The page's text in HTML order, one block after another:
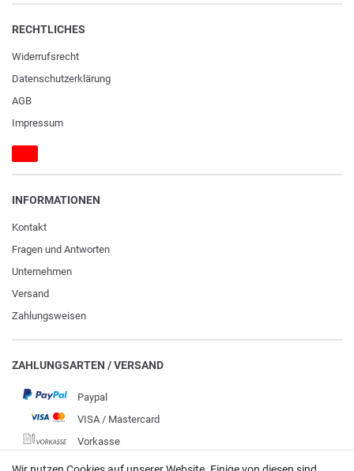
RECHTLICHES
Widerrufs­recht
Daten­schutz­erklärung
AGB
Impressum
INFORMATIONEN
Kontakt
Fragen und Antworten
Unternehmen
Versand
Zahlungsweisen
ZAHLUNGSARTEN / VERSAND
Paypal
VISA / Mastercard
Vorkasse
DHL